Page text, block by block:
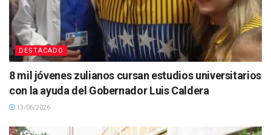
DESTACADO
8 mil jóvenes zulianos cursan estudios universitarios
con la ayuda del Gobernador Luis Caldera
13/06/2026